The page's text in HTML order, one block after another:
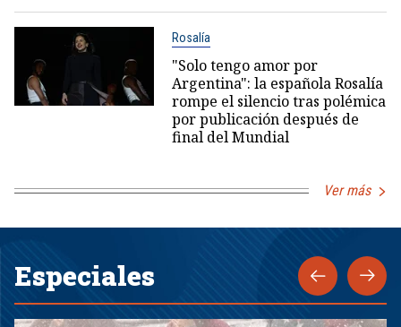
Rosalía
"Solo tengo amor por
Argentina": la española Rosalía
rompe el silencio tras polémica
por publicación después de
final del Mundial
Ver más
Especiales